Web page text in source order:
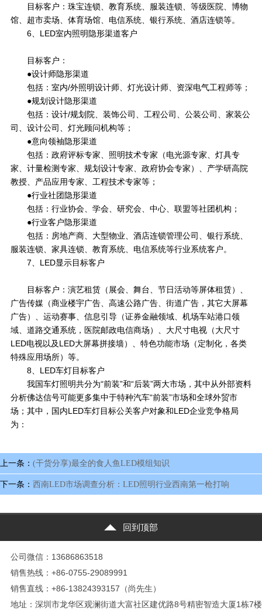
目标客户：珠宝连锁、教育系统、服装连锁、等级医院、博物
馆、超市卖场、体育场馆、电信系统、银行系统、酒店连锁等。
6、LED室内照明隐形渠道客户
目标客户：
●设计师隐形渠道
包括：室内/外照明设计师、灯光设计师、资深电气工程师等；
●规划设计隐形渠道
包括：设计/规划院、装饰公司、工程公司、公装公司、家装公
司、设计公司、灯光顾问机构等；
●意向领袖隐形渠道
包括：政府评标专家、照明技术专家（电光源专家、灯具专
家、计量检测专家、规划设计专家、政府协会专家）、产学研高院
教授、产品应用专家、工程技术专家等；
●行业社团隐形渠道
包括：行业协会、学会、研究会、中心、联盟等社团机构；
●行业客户隐形渠道
包括：房地产商、大型物业、酒店连锁管理公司、银行系统、
服装连锁、家具连锁、教育系统、电信系统等行业系统客户。
7、LED显示目标客户
目标客户：演艺租赁（展会、舞台、节日活动等屏体租赁）、
广告传媒（商业楼宇广告、高速公路广告、街道广告，其它大屏幕
广告）、运动赛事、信息引导（证券金融领域、机场车站港口领
域、道路交通系统，医院邮政电信商场）、大尺寸电视（大尺寸
LED电视以及LED大屏幕拼接墙）、特色功能市场（定制化，各类
特殊应用场所）等。
8、LED车灯目标客户
我国车灯照明共分为“前装”和“后装”两大市场，其中从外部资料
分析佛达信号可能更多集中于特种汽车“前装”市场和全球外贸市
场；其中，国内LED车灯目标公关客户对象和LED企业竞争格局
为：
上一条： (干货分享)最全的食人鱼LED模组知识
下一条： 西南LED市场调查分析：LED照明行业西南第一枪打响
回到顶部
公司微信：13686863518
销售热线：+86-0755-29089991
销售直线：+86-13824393157（尚先生）
地址：深圳市龙华区观澜街道大富社区建优路8号精密智造大厦1栋7楼